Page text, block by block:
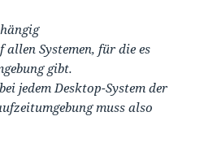
Systemen, für die es
gibt.
jedem Desktop-System der
muss also